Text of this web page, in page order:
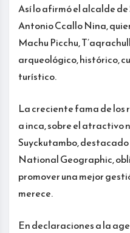
Así lo afirmó el alcalde
Antonio Ccallo Nina,
Machu Picchu,
arqueológico, histórico,
turístico.
La creciente fama de los
a inca, sobre el atractivo
Suyckutambo,
National Geographic,
promover una mejor
merece.
En declaraciones a la